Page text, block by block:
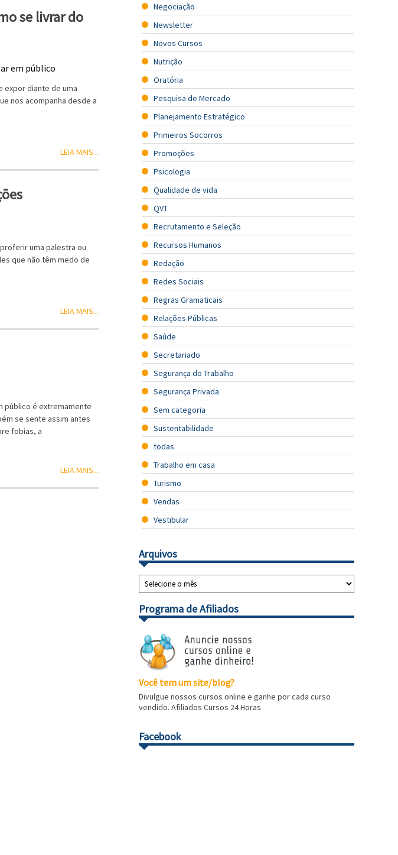
se livrar do
expor diante de uma
nos acompanha desde a
LEIA MAIS...
uma palestra ou
que não têm medo de
LEIA MAIS...
público é extremamente
se sente assim antes
fobias, a
LEIA MAIS...
Negociação
Newsletter
Novos Cursos
Nutrição
Oratória
Pesquisa de Mercado
Planejamento Estratégico
Primeiros Socorros
Promoções
Psicologia
Qualidade de vida
QVT
Recrutamento e Seleção
Recursos Humanos
Redação
Redes Sociais
Regras Gramaticais
Relações Públicas
Saúde
Secretariado
Segurança do Trabalho
Segurança Privada
Sem categoria
Sustentabilidade
todas
Trabalho em casa
Turismo
Vendas
Vestibular
Arquivos
Programa de Afiliados
Você tem um site/blog?
Divulgue nossos cursos online e ganhe por cada curso
vendido. Afiliados Cursos 24 Horas
Facebook